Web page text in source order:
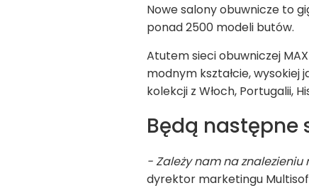
Nowe salony obuwnicze to
ponad 2500 modeli butów.
Atutem sieci obuwniczej
modnym kształcie,
kolekcji z Włoch, Portugalii,
Będą następne
- Zależy nam na
dyrektor marketingu